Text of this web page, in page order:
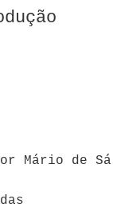
Mário de